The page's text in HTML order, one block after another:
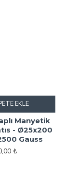
Manyetik
- Ø25x200
Gauss
₺
EKLE